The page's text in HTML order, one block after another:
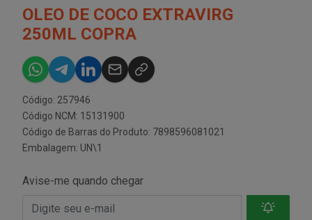
OLEO DE COCO EXTRAVIRG
250ML COPRA
Código: 257946
Código NCM: 15131900
Código de Barras do Produto: 7898596081021
Embalagem: UN\1
Avise-me quando chegar